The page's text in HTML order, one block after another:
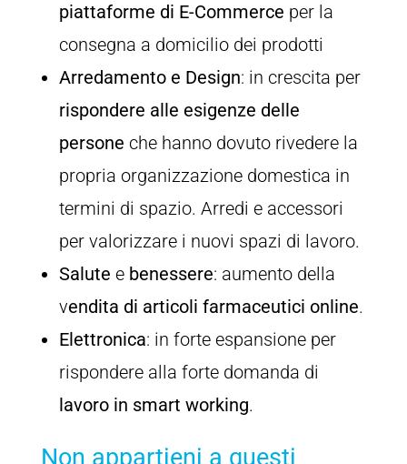
piattaforme di E-Commerce per la
consegna a domicilio dei prodotti
Arredamento e Design: in crescita per
rispondere alle esigenze delle
persone che hanno dovuto rivedere la
propria organizzazione domestica in
termini di spazio. Arredi e accessori
per valorizzare i nuovi spazi di lavoro.
Salute e benessere: aumento della
vendita di articoli farmaceutici online.
Elettronica: in forte espansione per
rispondere alla forte domanda di
lavoro in smart working.
Non appartieni a questi